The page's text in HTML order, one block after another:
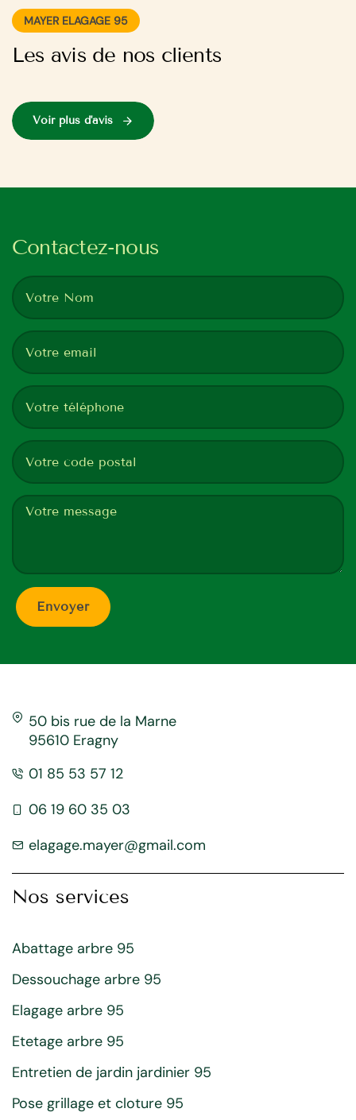
MAYER ELAGAGE 95
Les avis de nos clients
Voir plus d'avis
Contactez-nous
50 bis rue de la Marne
95610 Eragny
01 85 53 57 12
06 19 60 35 03
elagage.mayer@gmail.com
Nos services
Abattage arbre 95
Dessouchage arbre 95
Elagage arbre 95
Etetage arbre 95
Entretien de jardin jardinier 95
Pose grillage et cloture 95